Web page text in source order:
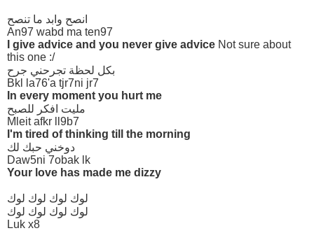
انصح وابد ما تنصح
An97 wabd ma ten97
I give advice and you never give advice Not sure about
this one :/
بكل لحظة تجرحني جرح
Bkl la76'a tjr7ni jr7
In every moment you hurt me
مليت افكر للصبح
Mleit afkr ll9b7
I'm tired of thinking till the morning
دوخني حبك لك
Daw5ni 7obak lk
Your love has made me dizzy
لوك لوك لوك لوك
لوك لوك لوك لوك
Luk x8